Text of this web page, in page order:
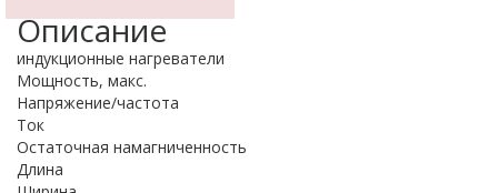
Описание
индукционные нагреватели
Мощность, макс.
Напряжение/частота
Ток
Остаточная намагниченность
Длина